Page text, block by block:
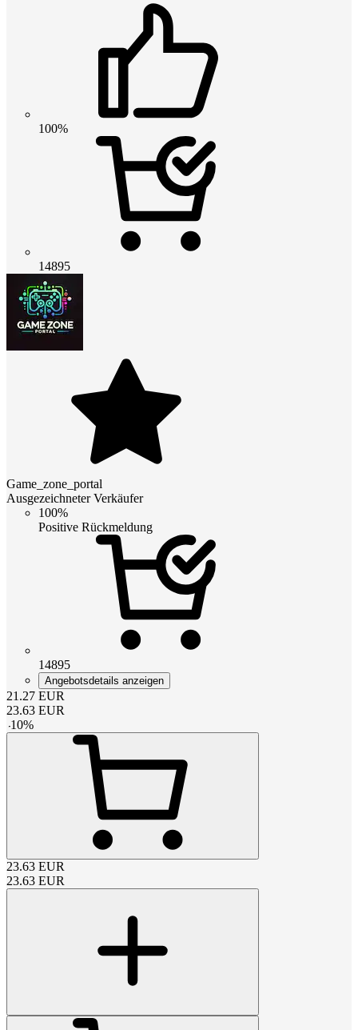
100%
14895
Game_zone_portal
Ausgezeichneter Verkäufer
100%
Positive Rückmeldung
14895
Angebotsdetails anzeigen
21.27 EUR
23.63 EUR
-10%
23.63 EUR
23.63 EUR